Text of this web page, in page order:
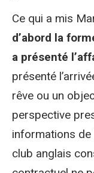
Ce qui a mis
d’abord la
a présenté
présenté
rêve ou un
perspective
informations
club anglais